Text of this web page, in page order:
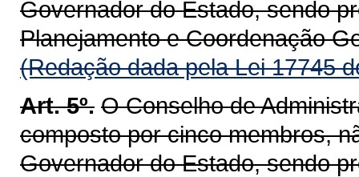
Governador do Estado, sendo
Planejamento e Coordenação
(Redação dada pela Lei 17745
Art. 5º. O Conselho de
composto por cinco membros,
Governador do Estado, sendo